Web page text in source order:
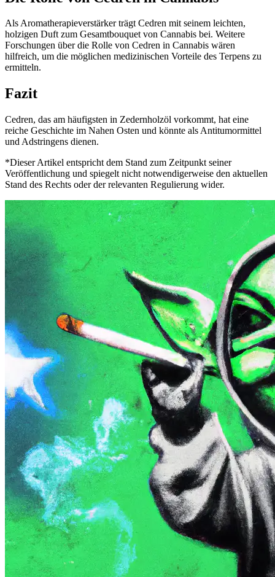
Als Aromatherapieverstärker trägt Cedren mit seinem leichten,
holzigen Duft zum Gesamtbouquet von Cannabis bei. Weitere
Forschungen über die Rolle von Cedren in Cannabis wären
hilfreich, um die möglichen medizinischen Vorteile des Terpens zu
ermitteln.
Fazit
Cedren, das am häufigsten in Zedernholzöl vorkommt, hat eine
reiche Geschichte im Nahen Osten und könnte als Antitumormittel
und Adstringens dienen.
*Dieser Artikel entspricht dem Stand zum Zeitpunkt seiner
Veröffentlichung und spiegelt nicht notwendigerweise den aktuellen
Stand des Rechts oder der relevanten Regulierung wider.